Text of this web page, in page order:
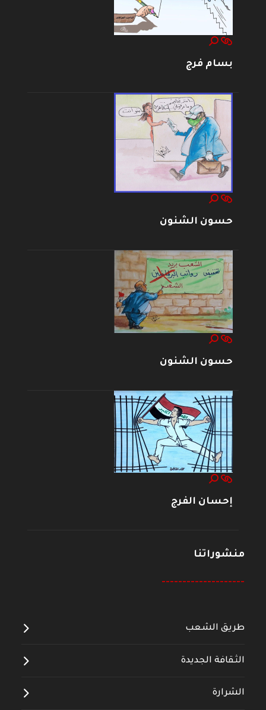
بسام فرج
حسون الشنون
حسون الشنون
إحسان الفرج
منشوراتنا
--------------------
طريق الشعب
الثقافة الجديدة
الشرارة